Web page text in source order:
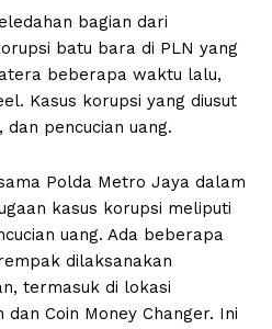
bagian dari
batu bara di PLN yang
beberapa waktu lalu,
Kasus korupsi yang diusut
pencucian uang.
Polda Metro Jaya dalam
kasus korupsi meliputi
uang. Ada beberapa
dilaksanakan
termasuk di lokasi
dan Coin Money Changer. Ini